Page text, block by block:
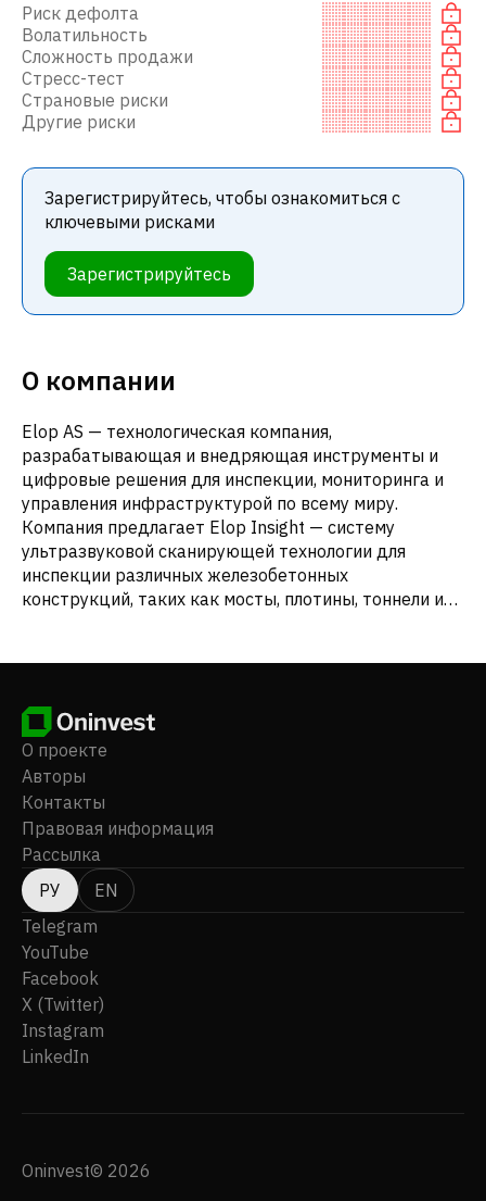
Риск дефолта
Волатильность
Сложность продажи
Стресс-тест
Страновые риски
Другие риски
Зарегистрируйтесь, чтобы ознакомиться с
ключевыми рисками
Зарегистрируйтесь
О компании
Elop AS — технологическая компания,
разрабатывающая и внедряющая инструменты и
цифровые решения для инспекции, мониторинга и
управления инфраструктурой по всему миру.
Компания предлагает Elop Insight — систему
ультразвуковой сканирующей технологии для
инспекции различных железобетонных
конструкций, таких как мосты, плотины, тоннели и
уникальными возможностями для обнаружения
реального времени, а также Elop AMS — систему
управления активами для крупных
инфраструктурных объектов. Компания была
основана в 2013 году, а ее штаб-квартира
находится в Осло, Норвегия.
О проекте
Авторы
Контакты
Правовая информация
Рассылка
РУ
EN
Telegram
YouTube
Facebook
X (Twitter)
Instagram
LinkedIn
Oninvest© 2026